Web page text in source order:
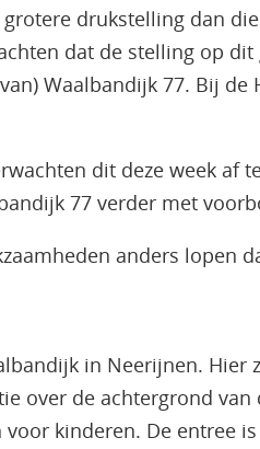
drukstelling dan
dat de stelling op
Waalbandijk 77. Bij de
dit deze week af
77 verder met
anders lopen
in Neerijnen. Hier
over de achtergrond van
kinderen. De entree